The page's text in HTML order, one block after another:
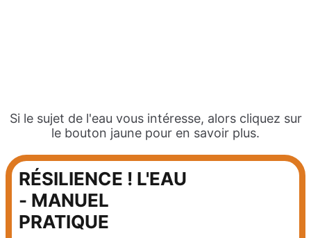
Si le sujet de l'eau vous intéresse, alors cliquez sur
le bouton jaune pour en savoir plus.
RÉSILIENCE ! L'EAU
- MANUEL
PRATIQUE